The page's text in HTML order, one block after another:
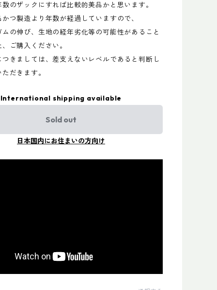
のザックにすれば比較的美品かと思います。
かつ製造より年数が経過していますので、
ムの伸び、生地の経年劣化等の可能性があること
ご購入ください。
つきましては、差支えないレベルであると判断し
だきます。
International shipping available
Sold out
日本国内にお住まいの方向け